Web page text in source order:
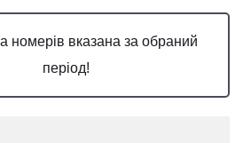
номерів вказана за обраний
період!